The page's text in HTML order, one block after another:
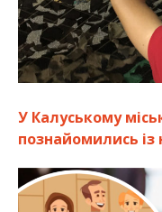
У Калуському
познайомились